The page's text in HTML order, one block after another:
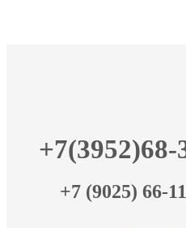
+7(3952)68-
+7 (9025) 66-